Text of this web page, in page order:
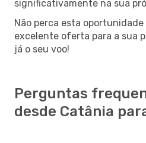
significativamente na sua
Não perca esta
excelente oferta para a sua
já o seu voo!
Perguntas
desde Catânia